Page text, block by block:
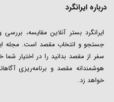
درباره ایرانگرد
ایرانگرد بستر آنلاین مقایسه، بررسی
جستجو و انتخاب مقصد است. مجله
سفر از مقصد بدانید را در اختیار شما
هوشمندانه مقصد و برنامه‌ریزی
خواهد زد.